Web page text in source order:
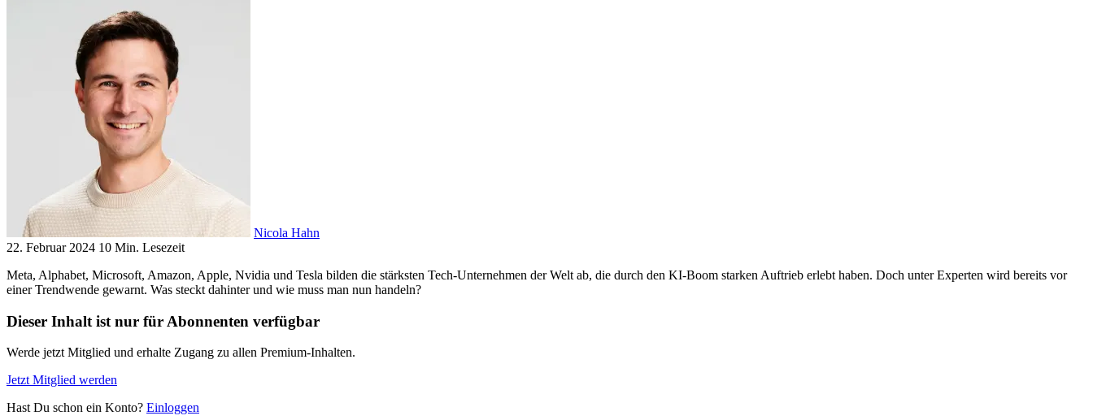
Nicola Hahn
22. Februar 2024 10 Min. Lesezeit
Meta, Alphabet, Microsoft, Amazon, Apple, Nvidia und Tesla bilden die stärksten Tech-Unternehmen der Welt ab, die durch den KI-Boom starken Auftrieb erlebt haben. Doch unter Experten wird bereits vor
einer Trendwende gewarnt. Was steckt dahinter und wie muss man nun handeln?
Dieser Inhalt ist nur für Abonnenten verfügbar
Werde jetzt Mitglied und erhalte Zugang zu allen Premium-Inhalten.
Jetzt Mitglied werden
Hast Du schon ein Konto? Einloggen